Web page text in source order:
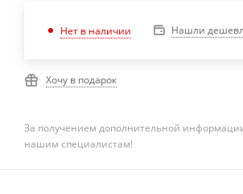
Нет в наличии Нашли
Хочу в подарок
За получением дополнительной
нашим специалистам!